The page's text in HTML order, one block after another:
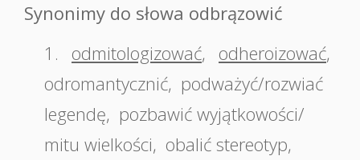
Synonimy do słowa odbrązowić
1.
odmitologizować, odheroizować,
odromantycznić, podważyć/rozwiać
legendę, pozbawić wyjątkowości/
mitu wielkości, obalić stereotyp,